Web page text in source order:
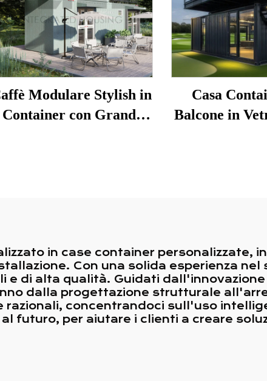
Modulare Stylish in
Container con Grandi
Casa
Balcone in
in case container personalizzate,
Con una solida esperienza
e di alta qualità. Guidati
dalla progettazione strutturale
concentrandoci sull'uso
futuro, per aiutare i clienti a creare